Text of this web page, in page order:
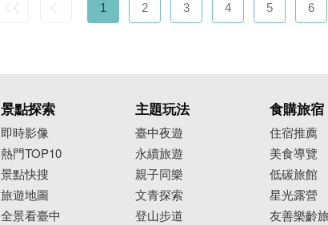
1 2 3 4 5 6
景點探索
即時影像
熱門TOP10
景點快搜
旅遊地圖
全景看臺中
主題玩法
臺中夜遊
永續旅遊
親子同樂
文青探索
登山步道
食購旅宿
住宿推薦
美食導覽
低碳旅館
星光露營
友善樂齡